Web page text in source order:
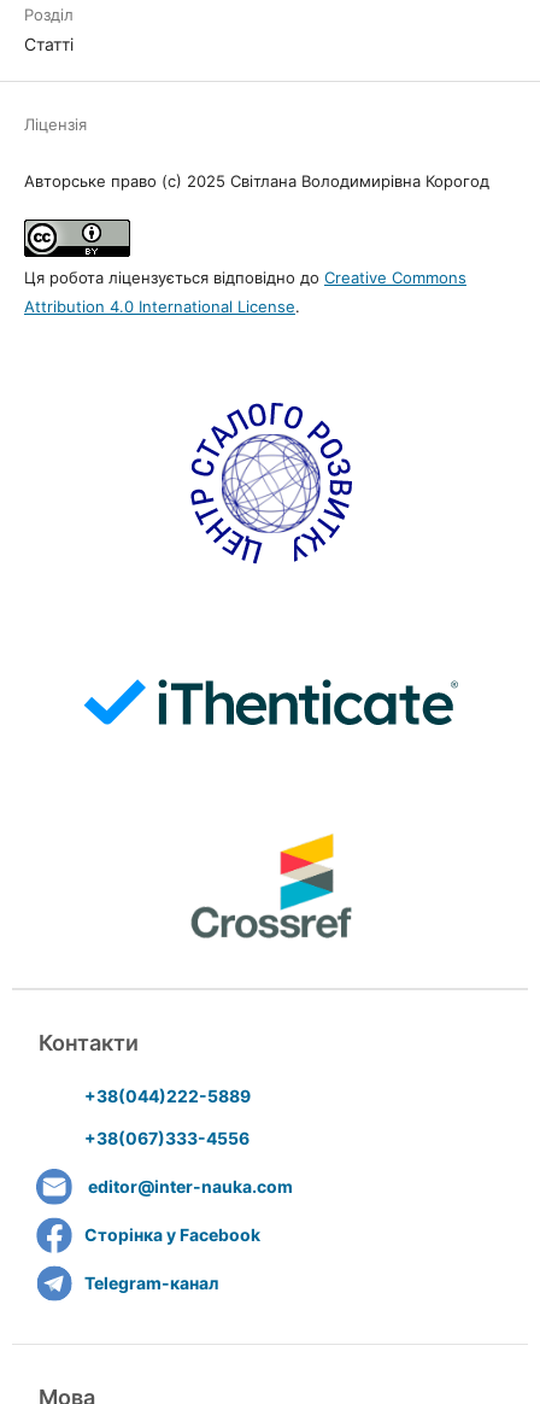
Розділ
Статті
Ліцензія
Авторське право (c) 2025 Світлана Володимирівна Корогод
Ця робота ліцензується відповідно до Creative Commons
Attribution 4.0 International License.
Контакти
+38(044)222-5889
+38(067)333-4556
editor@inter-nauka.com
Сторінка у Facebook
Telegram-канал
Мова